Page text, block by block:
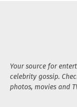
Your source for
celebrity gossip.
photos, movies and